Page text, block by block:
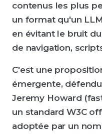
contenus les plus
un format qu'un
en évitant le bruit
de navigation,
C'est une
émergente,
Jeremy Howard
un standard W3C
adoptée par un